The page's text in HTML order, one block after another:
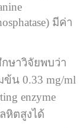
มีค่า
าวิจัยพบว่า
น 0.33 mg/ml
enzyme
หิตสูงได้